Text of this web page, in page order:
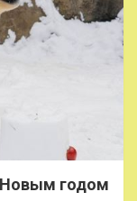
Новым годом